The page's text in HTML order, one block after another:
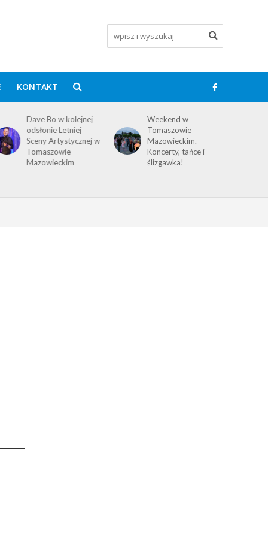
KONTAKT
Dave Bo w kolejnej
odsłonie Letniej
Sceny Artystycznej w
Tomaszowie
Mazowieckim
Weekend w
Tomaszowie
Mazowieckim.
Koncerty, tańce i
ślizgawka!